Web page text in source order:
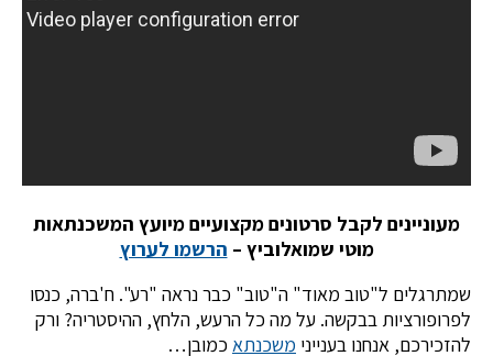
מעוניינים לקבל סרטונים מקצועיים מיועץ המשכנתאות
מוטי שמואלוביץ – הרשמו לערוץ
שמתרגלים ל"טוב מאוד" ה"טוב" כבר נראה "רע". ח'ברה, כנסו
לפרופורציות בבקשה. על מה כל הרעש, הלחץ, ההיסטריה? ורק
להזכירכם, אנחנו בענייני משכנתא כמובן…